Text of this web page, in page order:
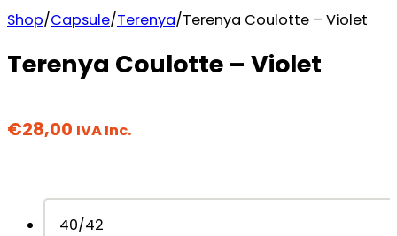
Shop/Capsule/Terenya/Terenya Coulotte – Violet
Terenya Coulotte – Violet
€28,00 IVA Inc.
40/42